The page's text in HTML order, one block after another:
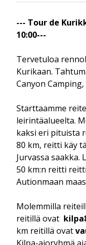
--- Tour de
10:00---
Tervetuloa
Kurikaan.
Canyon
Starttaamme
leirintäalueelta.
kaksi eri pituista
80 km, reitti käy
Jurvassa saakka.
50 km:n reitti
Autionmaan
Molemmilla
reitillä ovat
km reitillä ovat